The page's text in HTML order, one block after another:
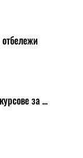
за ...